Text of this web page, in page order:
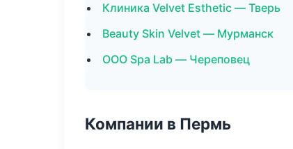
Клиника Velvet Esthetic — Тверь
Beauty Skin Velvet — Мурманск
ООО Spa Lab — Череповец
Компании в Пермь